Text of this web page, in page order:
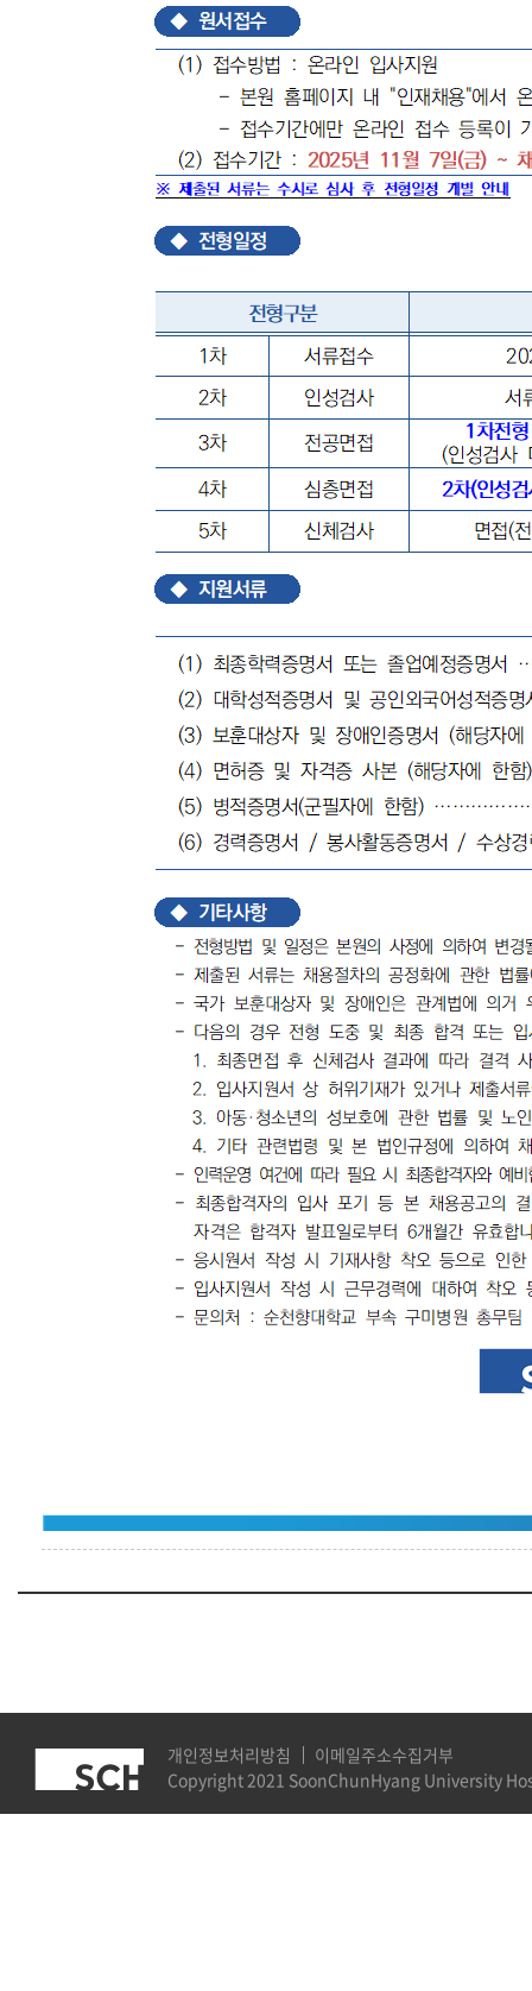
개인정보처리방침
이메일주소수집거부
Copyright 2021 SoonChunHyang University